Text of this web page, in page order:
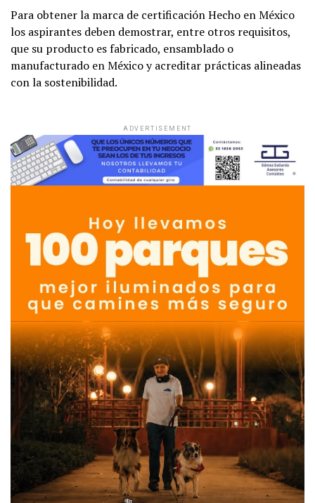
Para obtener la marca de certificación Hecho en México
los aspirantes deben demostrar, entre otros requisitos,
que su producto es fabricado, ensamblado o
manufacturado en México y acreditar prácticas alineadas
con la sostenibilidad.
ADVERTISEMENT